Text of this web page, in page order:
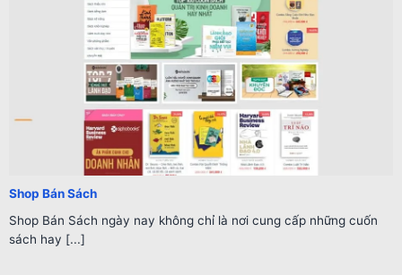
Shop Bán Sách
Shop Bán Sách ngày nay không chỉ là nơi cung cấp những cuốn
sách hay [...]